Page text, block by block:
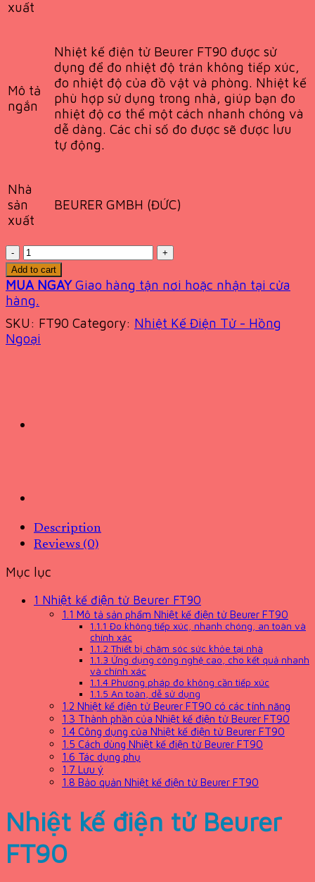
xuất
Mô tả
ngắn
Nhiệt kế điện tử Beurer FT90 được sử
dụng để đo nhiệt độ trán không tiếp xúc,
đo nhiệt độ của đồ vật và phòng. Nhiệt kế
phù hợp sử dụng trong nhà, giúp bạn đo
nhiệt độ cơ thể một cách nhanh chóng và
dễ dàng. Các chỉ số đo được sẽ được lưu
tự động.
Nhà
sản
xuất
BEURER GMBH (ĐỨC)
Quantity
Add to cart
MUA NGAY Giao hàng tận nơi hoặc nhận tại cửa
hàng.
SKU: FT90 Category: Nhiệt Kế Điện Tử - Hồng
Ngoại
Description
Reviews (0)
Mục lục
1 Nhiệt kế điện tử Beurer FT90
1.1 Mô tả sản phẩm Nhiệt kế điện tử Beurer FT90
1.1.1 Đo không tiếp xúc, nhanh chóng, an toàn và
chính xác
1.1.2 Thiết bị chăm sóc sức khỏe tại nhà
1.1.3 Ứng dụng công nghệ cao, cho kết quả nhanh
và chính xác
1.1.4 Phương pháp đo không cần tiếp xúc
1.1.5 An toàn, dễ sử dụng
1.2 Nhiệt kế điện tử Beurer FT90 có các tính năng
1.3 Thành phần của Nhiệt kế điện tử Beurer FT90
1.4 Công dụng của Nhiệt kế điện tử Beurer FT90
1.5 Cách dùng Nhiệt kế điện tử Beurer FT90
1.6 Tác dụng phụ
1.7 Lưu ý
1.8 Bảo quản Nhiệt kế điện tử Beurer FT90
Nhiệt kế điện tử Beurer
FT90